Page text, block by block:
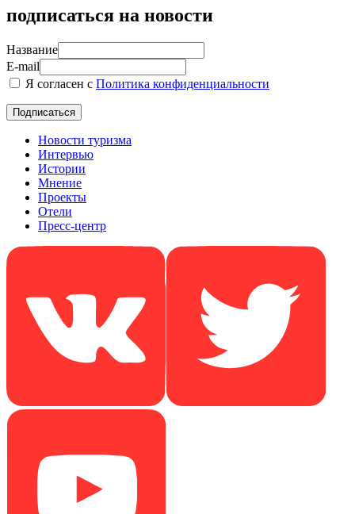
подписаться на новости
Название
E-mail
Я согласен с Политика конфиденциальности
Новости туризма
Интервью
Истории
Мнение
Проекты
Отели
Пресс-центр